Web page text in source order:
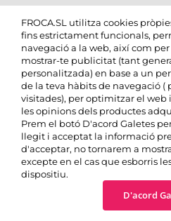
FROCA.SL utilitza cookies
fins estrictament funcionals,
navegació a la web, així com
mostrar-te publicitat (tant
personalitzada) en base a un
de la teva hàbits de navegació (
visitades), per optimitzar el web
les opinions dels productes
Prem el botó D'acord Galetes
llegit i acceptat la informació
d'acceptar, no tornarem a
excepte en el cas que esborris
dispositiu.
D'acord